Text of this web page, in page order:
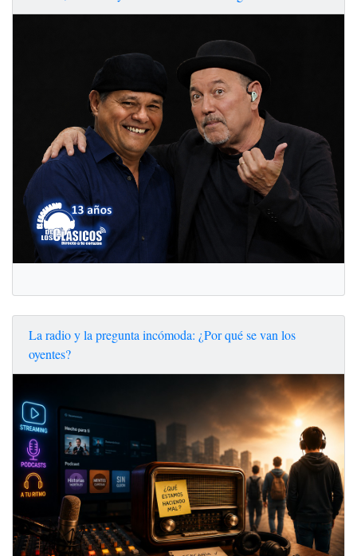
La radio y la pregunta incómoda: ¿Por qué se van los
oyentes?